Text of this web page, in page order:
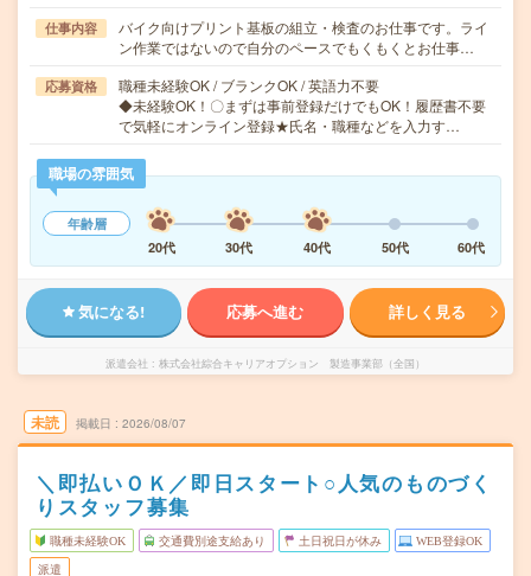
仕事内容
バイク向けプリント基板の組立・検査のお仕事です。ライ
ン作業ではないので自分のペースでもくもくとお仕事…
応募資格
職種未経験OK / ブランクOK / 英語力不要
◆未経験OK！〇まずは事前登録だけでもOK！履歴書不要
で気軽にオンライン登録★氏名・職種などを入力す…
職場の雰囲気
年齢層
20代
30代 40代 50代 60代
気になる! 応募へ進む 詳しく見る
派遣会社 株式会社綜合キャリアオプション 製造事業部（全国）
未読 掲載日 2026/08/07
＼即払いＯＫ／即日スタート○人気のものづく
りスタッフ募集
職種未経験OK 交通費別途支給あり 土日祝日が休み WEB登録OK
派遣